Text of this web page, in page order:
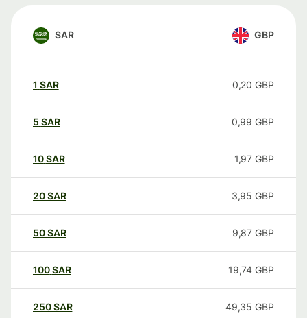
SAR GBP
1 SAR 0,20 GBP
5 SAR 0,99 GBP
10SAR 1,97 GBP
20SAR 3,95 GBP
50SAR 9,87 GBP
100SAR 19,74 GBP
250SAR 49,35 GBP